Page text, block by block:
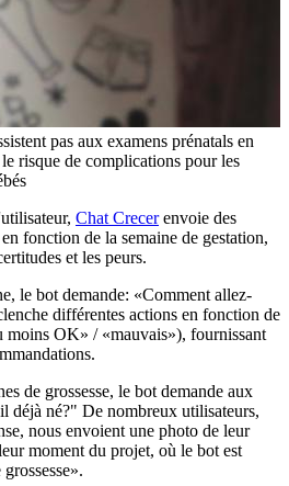
pas aux examens prénatals en
risque de complications pour les
Chat Crecerenvoie des
fonction de la semaine de gestation,
et les peurs.
le bot demande: «Comment allez-
différentes actions en fonction de
moins OK» / «mauvais»), fournissant
de grossesse, le bot demande aux
déjà né?" De nombreux utilisateurs,
nous envoient une photo de leur
moment du projet, où le bot est